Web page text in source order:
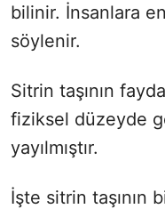
bilinir. İnsanlara
söylenir.
Sitrin taşının
fiziksel düzeyde
yayılmıştır.
İşte sitrin taşının